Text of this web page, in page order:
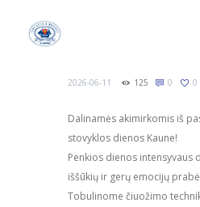
2026-06-11 125 0 0
Dalinamės akimirkomis iš
stovyklos dienos Kaune!
Penkios dienos intensyvaus
iššūkių ir gerų emocijų
Tobulinome čiuožimo